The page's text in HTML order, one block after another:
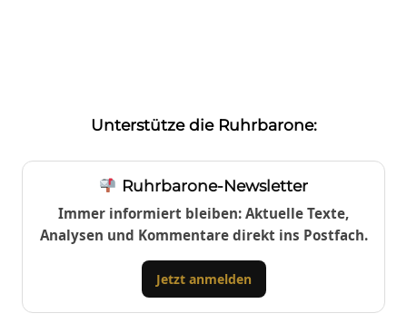
Unterstütze die Ruhrbarone:
Ruhrbarone-Newsletter
Immer informiert bleiben: Aktuelle Texte,
Analysen und Kommentare direkt ins Postfach.
Jetzt anmelden